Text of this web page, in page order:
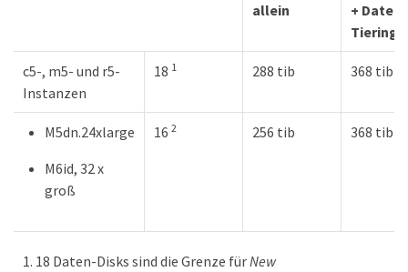
allein
+ Daten-
Tiering
c5-, m5- und r5-
Instanzen
18 1 288 tib 368 tib
M5dn.24xlarge
M6id, 32 x
groß
16 2 256 tib 368 tib
18 Daten-Disks sind die Grenze fürNew